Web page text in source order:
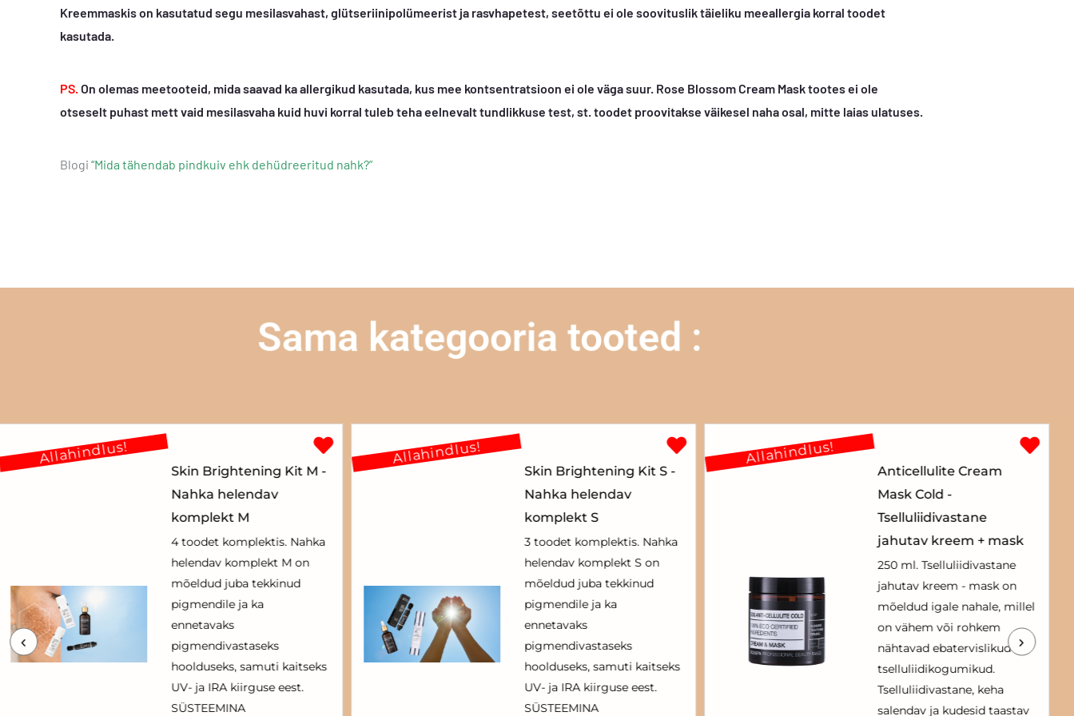
Kreemmaskis on kasutatud segu mesilasvahast, glütseriinipolümeerist ja rasvhapetest, seetõttu ei ole soovituslik täieliku meeallergia korral toodet
kasutada.
PS.On olemas meetooteid, mida saavad ka allergikud kasutada, kus mee kontsentratsioon ei ole väga suur. Rose Blossom Cream Mask tootes ei ole
otseselt puhast mett vaid mesilasvaha kuid huvi korral tuleb teha eelnevalt tundlikkuse test, st. toodet proovitakse väikesel naha osal, mitte laias ulatuses.
Blogi “Mida tähendab pindkuiv ehk dehüdreeritud nahk?”
Sama kategooria tooted :
Allahindlus!
Skin Brightening Kit M -
Nahka helendav
komplekt M
4 toodet komplektis. Nahka
helendav komplekt M on
mõeldud juba tekkinud
pigmendile ja ka
ennetavaks
pigmendivastaseks
hoolduseks, samuti kaitseks
UV- ja IRA kiirguse eest.
SÜSTEEMINA
Allahindlus!
Skin Brightening Kit S -
Nahka helendav
komplekt S
3 toodet komplektis. Nahka
helendav komplekt S on
mõeldud juba tekkinud
pigmendile ja ka
ennetavaks
pigmendivastaseks
hoolduseks, samuti kaitseks
UV- ja IRA kiirguse eest.
SÜSTEEMINA
Allahindlus!
Anticellulite Cream
Mask Cold -
Tselluliidivastane
jahutav kreem + mask
250 ml. Tselluliidivastane
jahutav kreem - mask on
mõeldud igale nahale, millel
on vähem või rohkem
nähtavad ebatervislikud
tselluliidikogumikud.
Tselluliidivastane, keha
salendav ja kudesid taastav